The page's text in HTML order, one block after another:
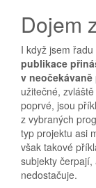
Dojem
I když jsem
publikace
v
užitečné,
poprvé, jsou
z vybraných
typ projektu asi
však takové
subjekty
nedostačuje.